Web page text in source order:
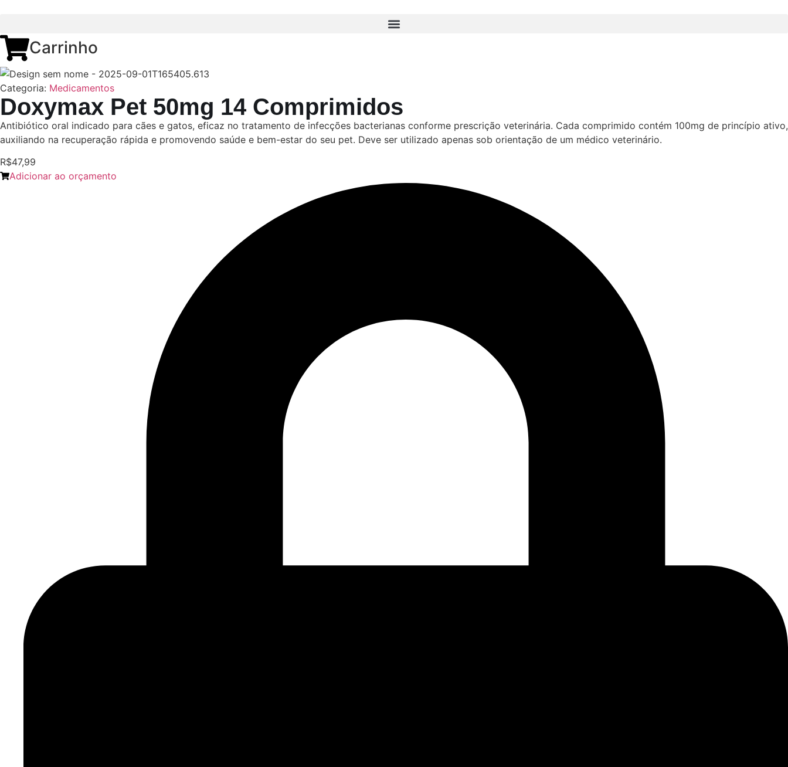
Carrinho
Categoria: Medicamentos
Doxymax Pet 50mg 14 Comprimidos
Antibiótico oral indicado para cães e gatos, eficaz no tratamento de infecções bacterianas conforme prescrição veterinária. Cada comprimido contém 100mg de princípio ativo,
auxiliando na recuperação rápida e promovendo saúde e bem-estar do seu pet. Deve ser utilizado apenas sob orientação de um médico veterinário.
R$47,99
Adicionar ao orçamento